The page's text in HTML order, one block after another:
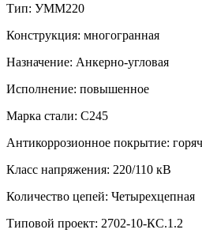
Тип: УММ220
Конструкция: многогранная
Назначение: Анкерно-угловая
Исполнение: повышенное
Марка стали: С245
Антикоррозионное покрытие:
Класс напряжения: 220/110 кВ
Количество цепей: Четырехцепная
Типовой проект: 2702-10-КС.1.2